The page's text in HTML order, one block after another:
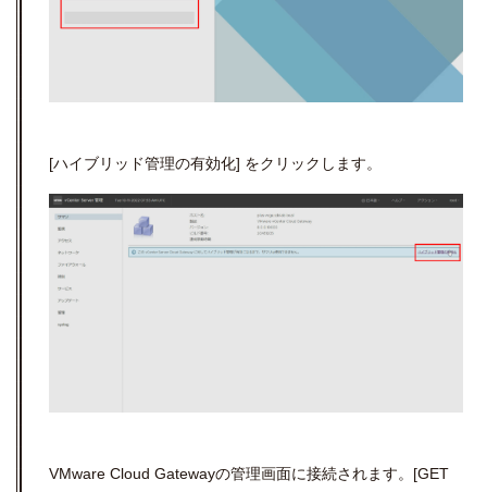
[ハイブリッド管理の有効化] をクリックします。
VMware Cloud Gatewayの管理画面に接続されます。[GET